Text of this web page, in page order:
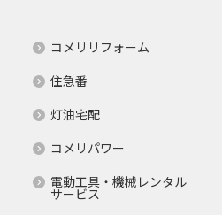
コメリリフォーム
住急番
灯油宅配
コメリパワー
電動工具・機械レンタル
サービス